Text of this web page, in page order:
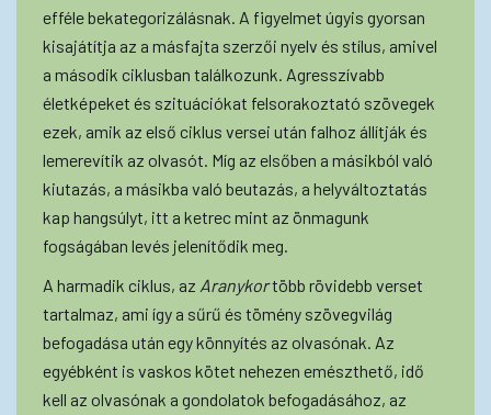
efféle bekategorizálásnak. A figyelmet úgyis gyorsan
kisajátítja az a másfajta szerzői nyelv és stílus, amivel
a második ciklusban találkozunk. Agresszívabb
életképeket és szituációkat felsorakoztató szövegek
ezek, amik az első ciklus versei után falhoz állítják és
lemerevítik az olvasót. Míg az elsőben a másikból való
kiutazás, a másikba való beutazás, a helyváltoztatás
kap hangsúlyt, itt a ketrec mint az önmagunk
fogságában levés jelenítődik meg.
A harmadik ciklus, az Aranykortöbb rövidebb verset
tartalmaz, ami így a sűrű és tömény szövegvilág
befogadása után egy könnyítés az olvasónak. Az
egyébként is vaskos kötet nehezen emészthető, idő
kell az olvasónak a gondolatok befogadásához, az